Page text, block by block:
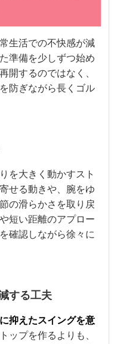
生活での不快感が減
準備を少しずつ始め
開するのではなく、
防ぎながら長くゴル
を大きく動かすスト
せる動きや、腕をゆ
の滑らかさを取り戻
短い距離のアプロー
確認しながら徐々に
する工夫
抑えたスイングを意
ップを作るよりも、